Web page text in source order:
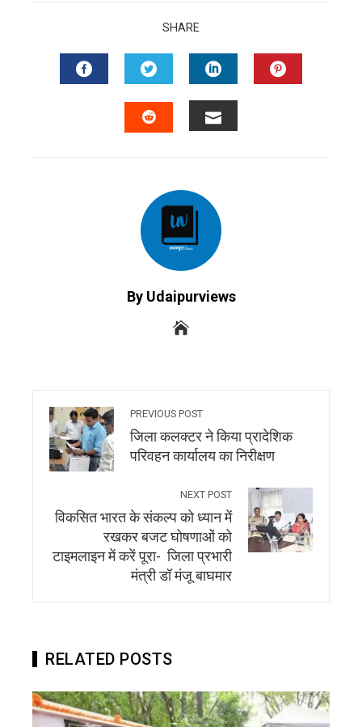
SHARE
FACEBOOKTWITTERLINKEDIN
By Udaipurviews
PREVIOUS POST
जिला कलक्टर ने किया प्रादेशिक
परिवहन कार्यालय का निरीक्षण
NEXT POST
विकसित भारत के संकल्प को ध्यान में
रखकर बजट घोषणाओं को
टाइमलाइन में करें पूरा- जिला प्रभारी
मंत्री डॉ मंजू बाघमार
RELATED POSTS